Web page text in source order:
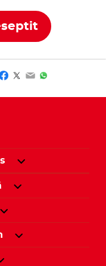
Twitter
EmailWhatsApp